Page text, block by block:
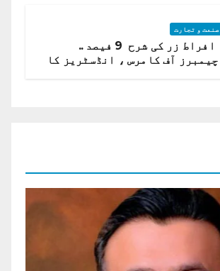
صنعت و تجارت
افراط زر کی شرح 9 فیصد ..
چیمبرز آف کامرس ، انڈسٹریز کا